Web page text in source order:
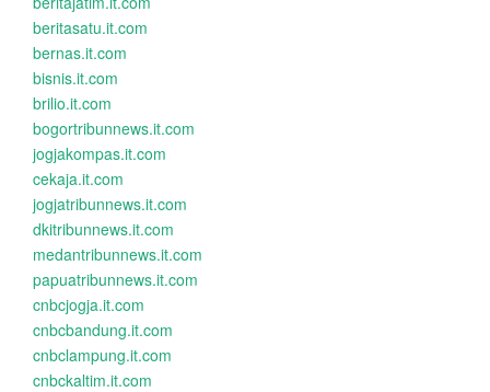
beritasatu.it.com
bernas.it.com
bisnis.it.com
brilio.it.com
bogortribunnews.it.com
jogjakompas.it.com
cekaja.it.com
jogjatribunnews.it.com
dkitribunnews.it.com
medantribunnews.it.com
papuatribunnews.it.com
cnbcjogja.it.com
cnbcbandung.it.com
cnbclampung.it.com
cnbckaltim.it.com